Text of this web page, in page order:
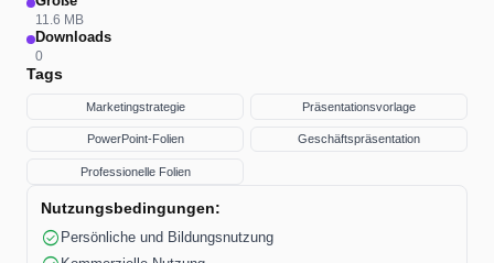
11.6 MB
Downloads
0
Tags
Marketingstrategie Präsentationsvorlage
PowerPoint-Folien Geschäftspräsentation
Professionelle Folien
Nutzungsbedingungen:
check_circle Persönliche und Bildungsnutzung